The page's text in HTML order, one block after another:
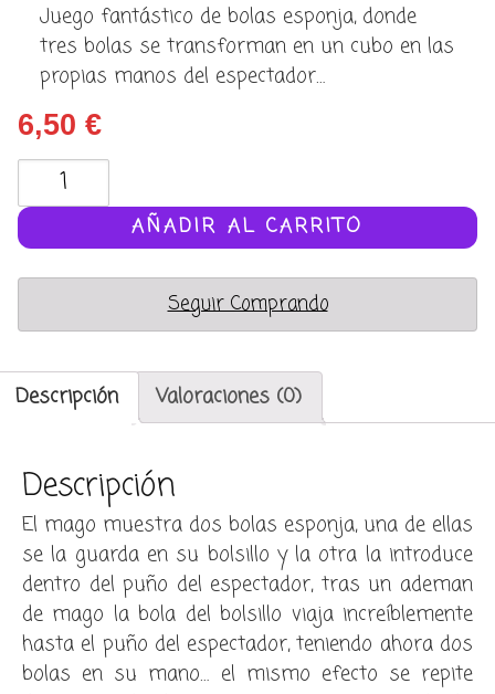
Juego fantástico de bolas esponja, donde
tres bolas se transforman en un cubo en las
propias manos del espectador…
6,50 €
a
cubo
gigante
to
mystery)
cantidad
AÑADIR AL CARRITO
Seguir Comprando
Descripción Valoraciones (0)
Descripción
El mago muestra dos bolas esponja, una de ellas
se la guarda en su bolsillo y la otra la introduce
dentro del puño del espectador, tras un ademan
de mago la bola del bolsillo viaja increíblemente
hasta el puño del espectador, teniendo ahora dos
bolas en su mano… el mismo efecto se repite